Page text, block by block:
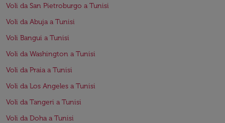
Voli da San Pietroburgo a Tunisi
Voli da Abuja a Tunisi
Voli Bangui a Tunisi
Voli da Washington a Tunisi
Voli da Praia a Tunisi
Voli da Los Angeles a Tunisi
Voli da Tangeri a Tunisi
Voli da Doha a Tunisi